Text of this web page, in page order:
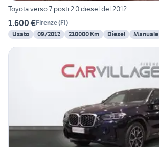
Toyota verso 7 posti 2.0 diesel del 2012
1.600 €Firenze(FI)
Usato
09/2012 210000 Km Diesel Manuale